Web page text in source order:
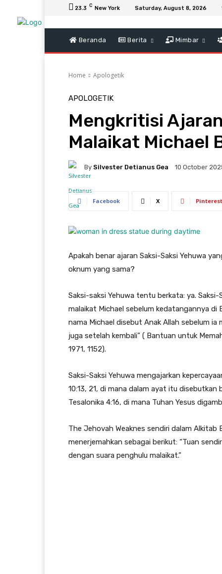
23.3 C New York Saturday, August 8, 2026
Beranda Berita Mimbar
Home Apologetik
APOLOGETIK
Mengkritisi
Malaikat Michael
By Silvester Detianus Gea 10 October
Facebook X Pinterest
Apakah benar ajaran Saksi-Saksi Yehuwa
oknum yang sama?
Saksi-saksi Yehuwa tentu berkata: ya.
malaikat Michael sebelum kedatangannya di
nama Michael disebut Anak Allah sebelum
juga setelah kembali” ( Bantuan untuk
1971, 1152).
Saksi-Saksi Yehuwa mengajarkan
10:13, 21, di mana dalam ayat itu disebutkan
Tesalonika 4:16, di mana Tuhan Yesus
The Jehovah Weaknes sendiri dalam Alkitab
menerjemahkan sebagai berikut: “Tuan
dengan suara penghulu malaikat.”